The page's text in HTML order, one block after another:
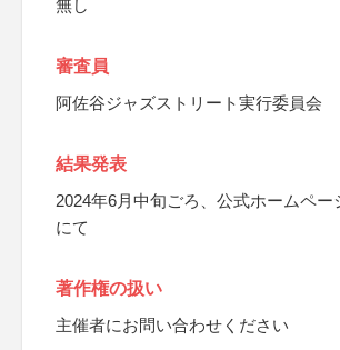
無し
審査員
阿佐谷ジャズストリート実行委員会
結果発表
2024年6月中旬ごろ、公式ホームペー
にて
著作権の扱い
主催者にお問い合わせください